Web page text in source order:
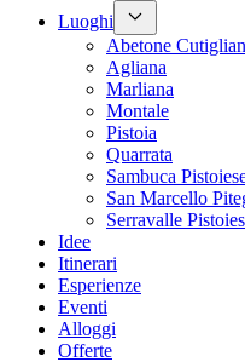
Luoghi
Abetone
Agliana
Marliana
Montale
Pistoia
Quarrata
Sambuca
San Marcello
Serravalle
Idee
Itinerari
Esperienze
Eventi
Alloggi
Offerte